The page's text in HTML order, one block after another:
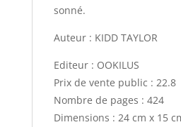
sonné.
Auteur : KIDD TAYLOR
Editeur : OOKILUS
Prix de vente public : 22.8
Nombre de pages : 424
Dimensions : 24 cm x 15